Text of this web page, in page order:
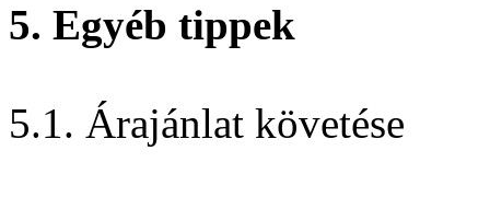
5. Egyéb tippek
5.1. Árajánlat követése